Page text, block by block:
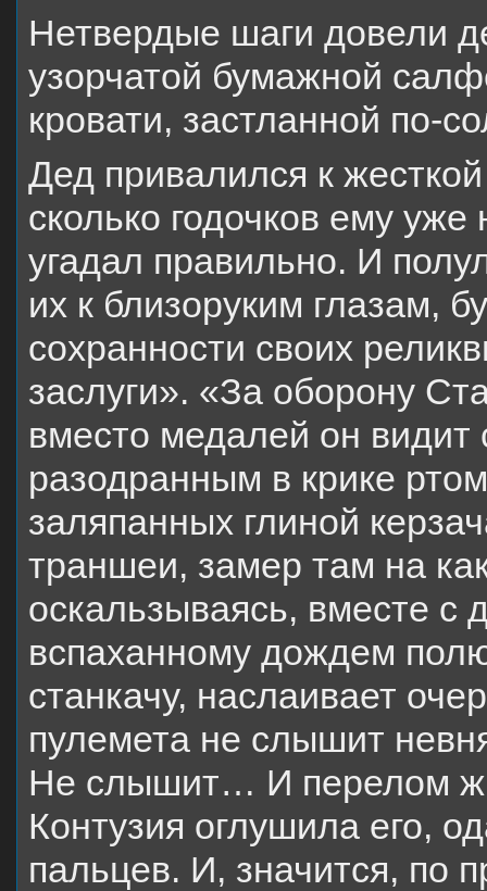
Нетвердые шаги довели
узорчатой бумажной
кровати, застланной по-
Дед привалился к
сколько годочков ему
угадал правильно. И
их к близоруким глазам,
сохранности своих
заслуги». «За оборону
вместо медалей он видит
разодранным в крике
заляпанных глиной
траншеи, замер там на
оскальзываясь, вместе с
вспаханному дождем
станкачу, наслаивает
пулемета не слышит
Не слышит… И перелом
Контузия оглушила его,
пальцев. И, значится, по